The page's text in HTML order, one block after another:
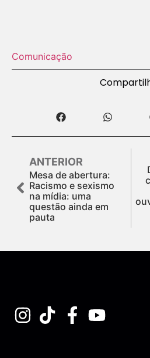
Comunicação
ANTERIOR
Mesa de abertura:
Racismo e sexismo
na mídia: uma
questão ainda em
pauta